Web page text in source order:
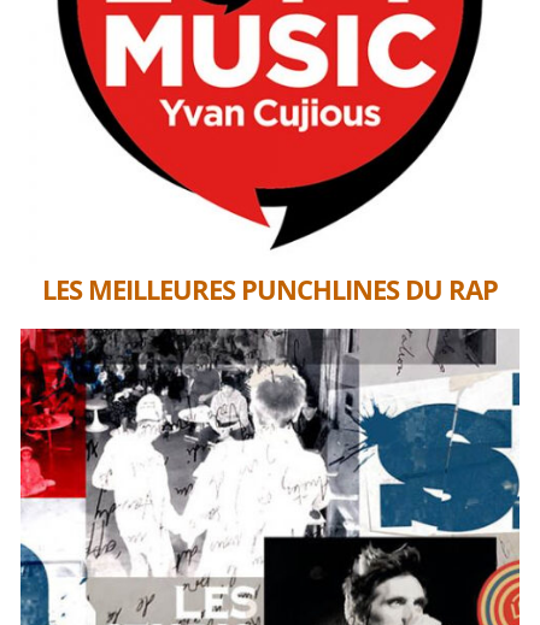
LES MEILLEURES PUNCHLINES DU RAP